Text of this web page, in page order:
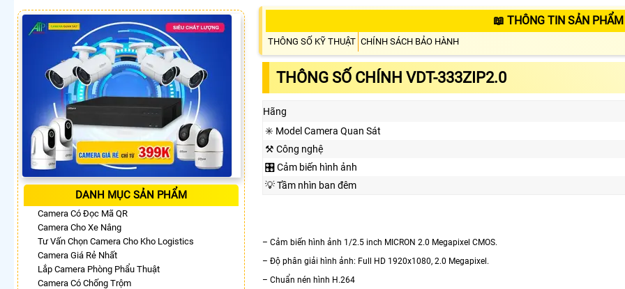
DANH MỤC SẢN PHẨM
Camera Có Đọc Mã QR
Camera Cho Xe Nâng
Tư Vấn Chọn Camera Cho Kho Logistics
Camera Giá Rẻ Nhất
Lắp Camera Phòng Phẩu Thuật
Camera Có Chống Trộm
📖 THÔNG TIN SẢN
THÔNG SỐ KỸ THUẬT CHÍNH SÁCH BẢO HÀNH
THÔNG SỐ CHÍNH VDT-333ZIP2.0
Hãng
✳️ Model Camera Quan Sát
⚒ Công nghệ
🎛 Cảm biến hình ảnh
💡 Tầm nhìn ban đêm
– Cảm biến hình ảnh 1/2.5 inch MICRON 2.0 Megapixel CMOS.
– Độ phân giải hình ảnh: Full HD 1920x1080, 2.0 Megapixel.
– Chuẩn nén hình H.264